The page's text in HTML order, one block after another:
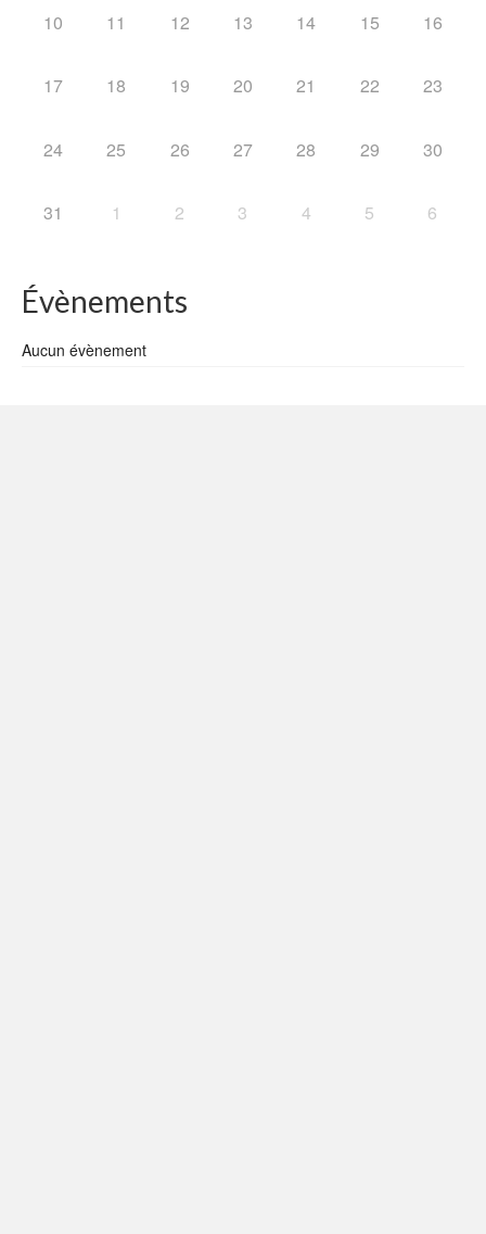
10 11 12 13 14 15 16
17 18 19 20 21 22 23
24 25 26 27 28 29 30
31 1 2 3 4 5 6
Évènements
Aucun évènement